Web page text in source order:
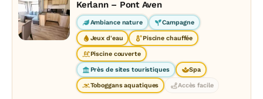
Kerlann – Pont Aven
Ambiance nature Campagne
Jeux d'eau Piscine chauffée
Piscine couverte
Près de sites touristiques Spa
Toboggans aquatiques Accès facile